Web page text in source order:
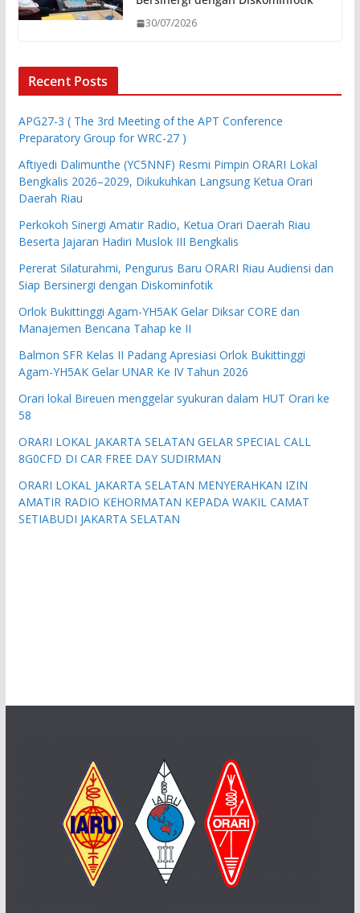
30/07/2026
Recent Posts
APG27-3 ( The 3rd Meeting of the APT Conference
Preparatory Group for WRC-27 )
Aftiyedi Dalimunthe (YC5NNF) Resmi Pimpin ORARI Lokal
Bengkalis 2026–2029, Dikukuhkan Langsung Ketua Orari
Daerah Riau
Perkokoh Sinergi Amatir Radio, Ketua Orari Daerah Riau
Beserta Jajaran Hadiri Muslok III Bengkalis
Pererat Silaturahmi, Pengurus Baru ORARI Riau Audiensi dan
Siap Bersinergi dengan Diskominfotik
Orlok Bukittinggi Agam-YH5AK Gelar Diksar CORE dan
Manajemen Bencana Tahap ke II
Balmon SFR Kelas II Padang Apresiasi Orlok Bukittinggi
Agam-YH5AK Gelar UNAR Ke IV Tahun 2026
Orari lokal Bireuen menggelar syukuran dalam HUT Orari ke
58
ORARI LOKAL JAKARTA SELATAN GELAR SPECIAL CALL
8G0CFD DI CAR FREE DAY SUDIRMAN
ORARI LOKAL JAKARTA SELATAN MENYERAHKAN IZIN
AMATIR RADIO KEHORMATAN KEPADA WAKIL CAMAT
SETIABUDI JAKARTA SELATAN